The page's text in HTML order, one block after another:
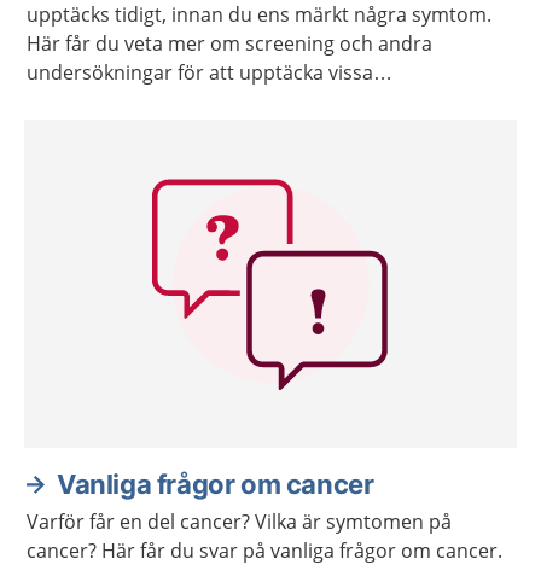
upptäcks tidigt, innan du ens märkt några symtom.
Här får du veta mer om screening och andra
undersökningar för att upptäcka vissa
Vanliga frågor om cancer
Varför får en del cancer? Vilka är symtomen på
cancer? Här får du svar på vanliga frågor om cancer.